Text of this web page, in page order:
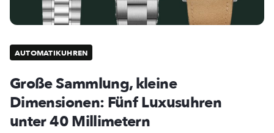
AUTOMATIKUHREN
Große Sammlung, kleine
Dimensionen: Fünf Luxusuhren
unter 40 Millimetern